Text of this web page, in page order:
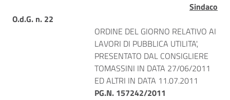
Sindaco
O.d.G. n. 22
ORDINE DEL GIORNO RELATIVO AI
LAVORI DI PUBBLICA UTILITA',
PRESENTATO DAL CONSIGLIERE
TOMASSINI IN DATA 27/06/2011
ED ALTRI IN DATA 11.07.2011
PG.N. 157242/2011